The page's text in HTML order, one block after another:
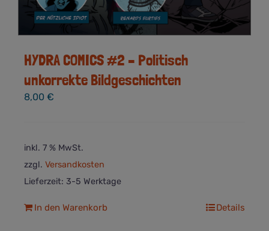
HYDRA COMICS #2 – Politisch
unkorrekte Bildgeschichten
8,00 €
inkl. 7 % MwSt.
zzgl. Versandkosten
Lieferzeit: 3-5 Werktage
In den Warenkorb Details